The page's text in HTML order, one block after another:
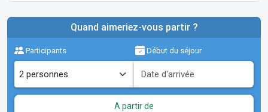
Quand aimeriez-vous partir ?
Participants Début du séjour
A partir de